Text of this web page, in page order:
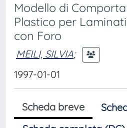
Modello di
Plastico per
con Foro
MEILI, SILVIA;
1997-01-01
Scheda breve